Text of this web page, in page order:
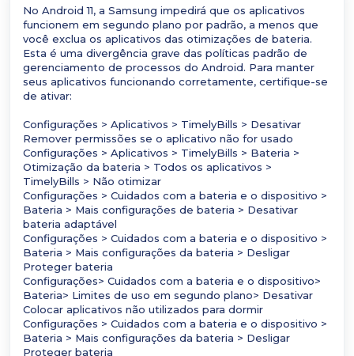
No Android 11, a Samsung impedirá que os aplicativos
funcionem em segundo plano por padrão, a menos que
você exclua os aplicativos das otimizações de bateria.
Esta é uma divergência grave das políticas padrão de
gerenciamento de processos do Android. Para manter
seus aplicativos funcionando corretamente, certifique-se
de ativar:
Configurações > Aplicativos > TimelyBills > Desativar
Remover permissões se o aplicativo não for usado
Configurações > Aplicativos > TimelyBills > Bateria >
Otimização da bateria > Todos os aplicativos >
TimelyBills > Não otimizar
Configurações > Cuidados com a bateria e o dispositivo >
Bateria > Mais configurações de bateria > Desativar
bateria adaptável
Configurações > Cuidados com a bateria e o dispositivo >
Bateria > Mais configurações da bateria > Desligar
Proteger bateria
Configurações> Cuidados com a bateria e o dispositivo>
Bateria> Limites de uso em segundo plano> Desativar
Colocar aplicativos não utilizados para dormir
Configurações > Cuidados com a bateria e o dispositivo >
Bateria > Mais configurações da bateria > Desligar
Proteger bateria